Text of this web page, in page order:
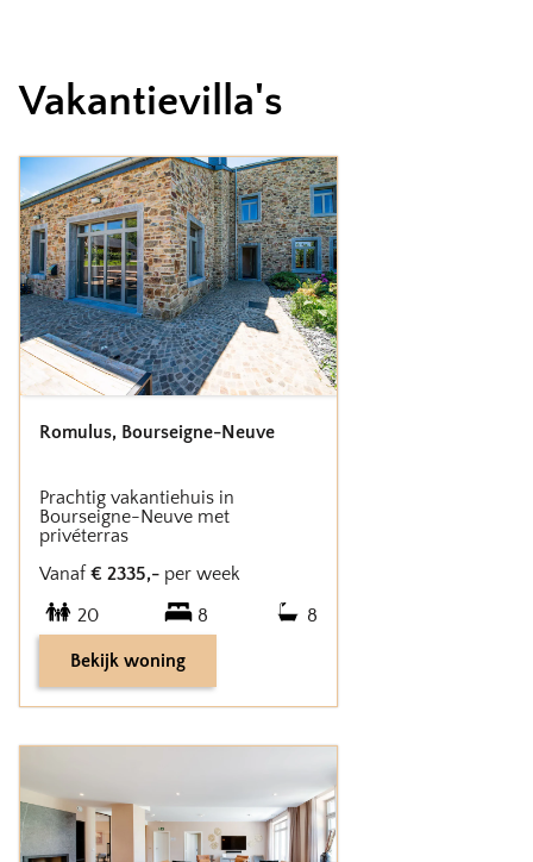
Vakantievilla's
Romulus, Bourseigne-Neuve
Prachtig vakantiehuis in
Bourseigne-Neuve met
privéterras
Vanaf € 2335,- per week
20
8 8
Bekijk woning